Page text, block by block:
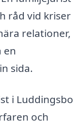
råd vid kriser
relationer,
en
sida.
i Luddingsbo
och